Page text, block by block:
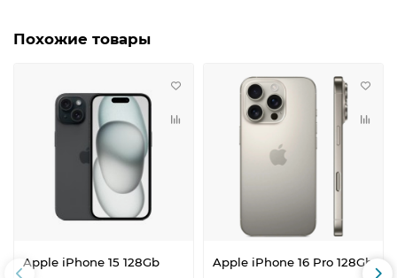
Похожие товары
Apple iPhone 15 128Gb Apple iPhone 16 Pro 128Gb